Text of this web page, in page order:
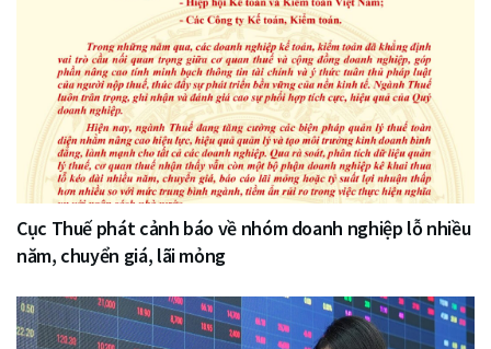
Cục Thuế phát cảnh báo về nhóm doanh nghiệp lỗ nhiều
năm, chuyển giá, lãi mỏng